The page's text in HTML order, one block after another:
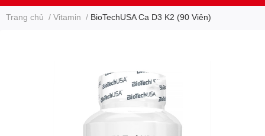
Trang chủ / Vitamin / BioTechUSA Ca D3 K2 (90 Viên)